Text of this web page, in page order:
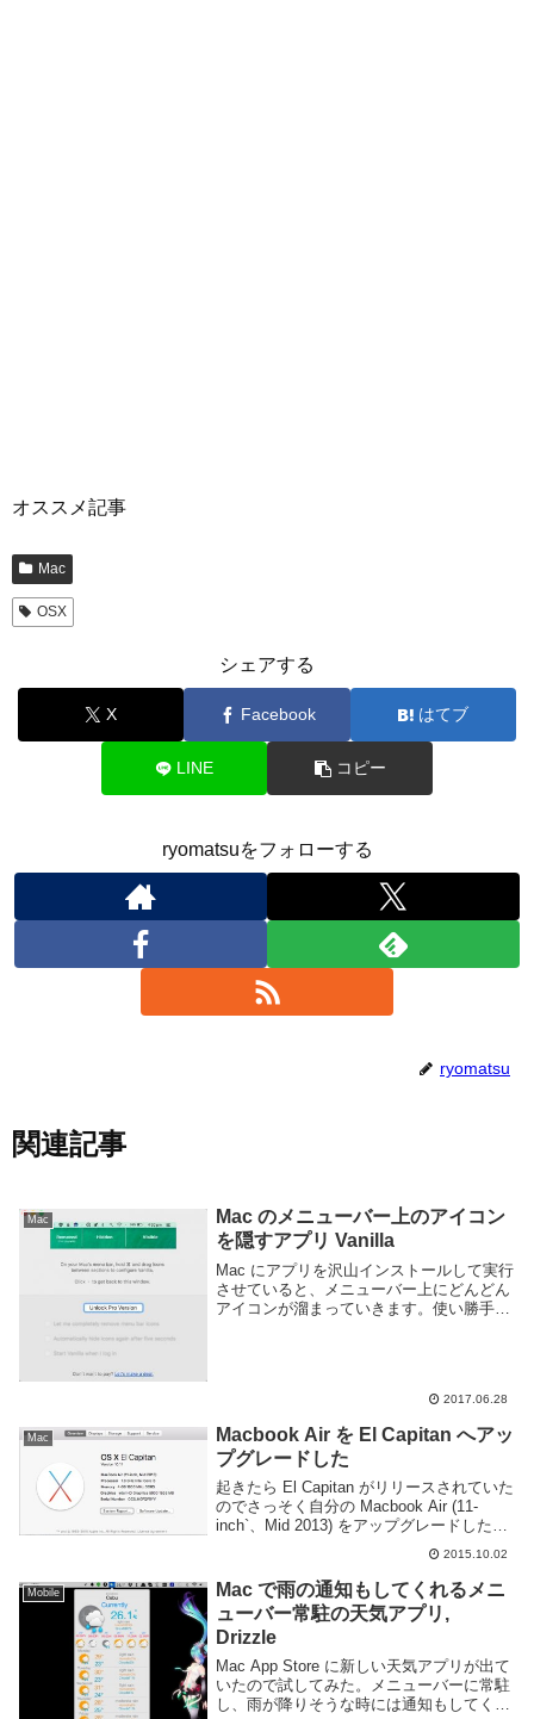
オススメ記事
Mac
OSX
シェアする
X Facebook はてブ
LINE コピー
ryomatsuをフォローする
ryomatsu
関連記事
Mac
Mac のメニューバー上のアイコン
を隠すアプリ Vanilla
Mac にアプリを沢山インストールして実行
させていると、メニューバー上にどんどん
アイコンが溜まっていきます。使い勝手を
2017.06.28
Mac
Macbook Air を El Capitan へアッ
プグレードした
起きたら El Capitan がリリースされていた
のでさっそく自分の Macbook Air (11-
inch`、Mid 2013) をアップグレードした。
今のところ快適に利用できている。El2015.10.02
Mobile
Mac で雨の通知もしてくれるメニ
ューバー常駐の天気アプリ,
Drizzle
Mac App Store に新しい天気アプリが出て
いたので試してみた。メニューバーに常駐
し、雨が降りそうな時には通知もしてくれ